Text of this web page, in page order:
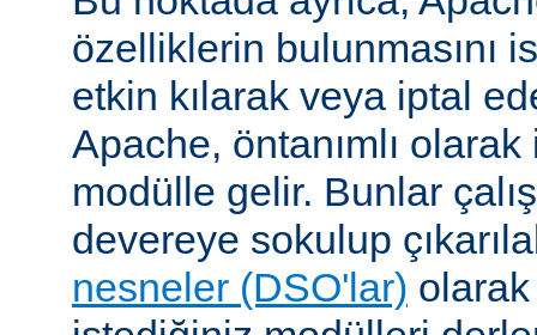
özelliklerin bulunmasını
etkin kılarak veya iptal
Apache, öntanımlı
modülle gelir. Bunlar
devereye sokulup
nesneler (DSO'lar) olarak